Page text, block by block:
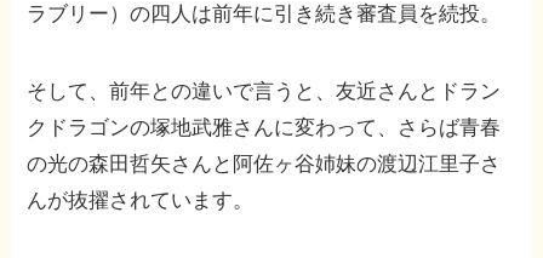
ラブリー）の四人は前年に引き続き審査員を続投。
そして、前年との違いで言うと、友近さんとドラン
クドラゴンの塚地武雅さんに変わって、さらば青春
の光の森田哲矢さんと阿佐ヶ谷姉妹の渡辺江里子さ
んが抜擢されています。